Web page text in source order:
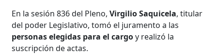
En la sesión 836 del Pleno,Virgilio Saquicela, titular
del poder Legislativo, tomó el juramento a las
personas elegidas para el cargoy realizó la
suscripción de actas.